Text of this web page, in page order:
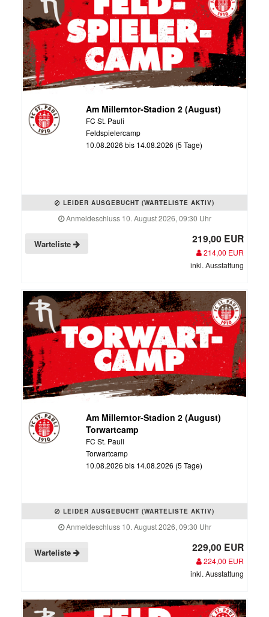
Am Millerntor-Stadion 2 (August)
FC St. Pauli
Feldspielercamp
10.08.2026 bis 14.08.2026 (5 Tage)
LEIDER AUSGEBUCHT (WARTELISTE AKTIV)
Anmeldeschluss 10. August 2026, 09:30 Uhr
Warteliste 219,00 EUR
214,00 EUR
inkl. Ausstattung
Am Millerntor-Stadion 2 (August)
Torwartcamp
FC St. Pauli
Torwartcamp
10.08.2026 bis 14.08.2026 (5 Tage)
LEIDER AUSGEBUCHT (WARTELISTE AKTIV)
Anmeldeschluss 10. August 2026, 09:30 Uhr
Warteliste 229,00 EUR
224,00 EUR
inkl. Ausstattung